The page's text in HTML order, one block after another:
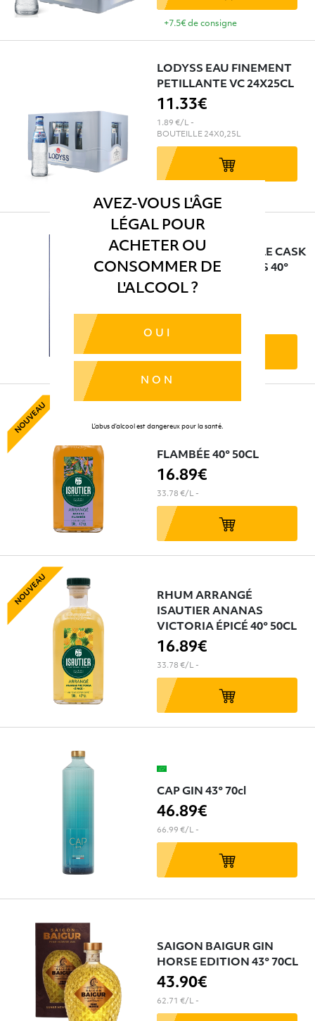
AVEZ-VOUS L'ÂGE
LÉGAL POUR
ACHETER OU
CONSOMMER DE
L'ALCOOL ?
OUI
NON
L’abus d’alcool est dangereux pour la santé.
+7.5€ de consigne
LODYSS EAU FINEMENT
PETILLANTE VC 24X25CL
11 .33€
1.89 €/L -
BOUTEILLE 24X0,25L
+7€ de consigne
MACALLAN DOUBLE CASK
12 ANS HIGHLANDS 40°
70CL
RHUM ARRANGÉ
FLAMBÉE 40° 50CL
16.89€
33.78 €/L -
RHUM ARRANGÉ
ISAUTIER ANANAS
VICTORIA ÉPICÉ 40° 50CL
16.89€
33.78 €/L -
CAP GIN 43° 70cl
46.89€
66.99 €/L -
SAIGON BAIGUR GIN
HORSE EDITION 43° 70CL
43.90€
62.71 €/L -